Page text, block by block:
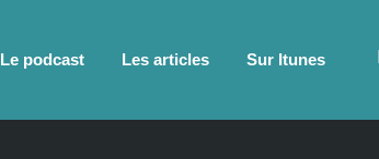
Le podcast Les articles Sur Itunes